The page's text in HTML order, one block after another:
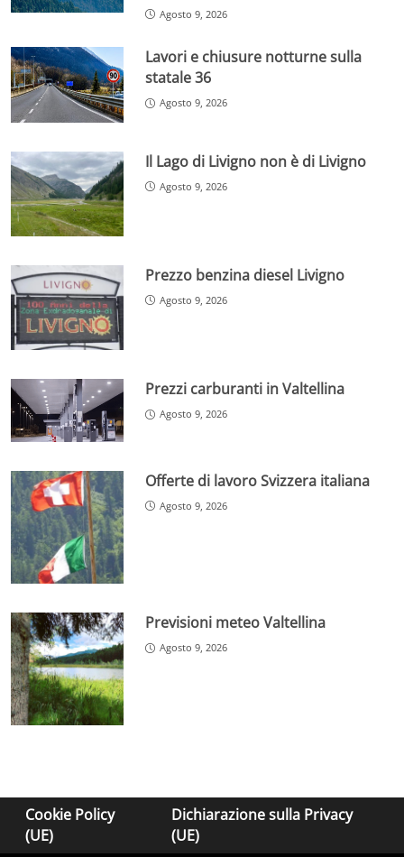
Agosto 9, 2026
Lavori e chiusure notturne sulla
statale 36
Agosto 9, 2026
Il Lago di Livigno non è di Livigno
Agosto 9, 2026
Prezzo benzina diesel Livigno
Agosto 9, 2026
Prezzi carburanti in Valtellina
Agosto 9, 2026
Offerte di lavoro Svizzera italiana
Agosto 9, 2026
Previsioni meteo Valtellina
Agosto 9, 2026
Cookie Policy
(UE)
Dichiarazione sulla Privacy
(UE)